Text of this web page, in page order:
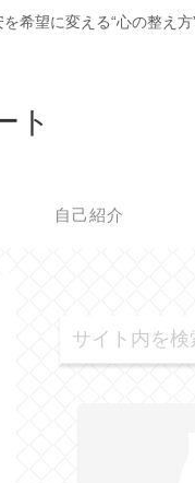
希望に変える“心の整え
ト
自己紹介